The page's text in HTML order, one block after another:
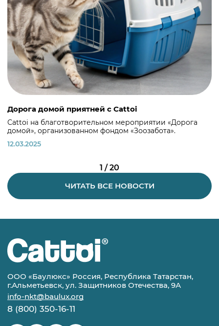
Дорога домой приятней с Cattoi
Сattoi на благотворительном мероприятии «Дорога
домой», организованном фондом «Зоозабота».
12.03.2025
1 / 20
ЧИТАТЬ ВСЕ НОВОСТИ
ООО «Баулюкс» Россия, Республика Татарстан,
г.Альметьевск, ул. Защитников Отечества, 9А
info-nkt@baulux.org
8 (800) 350-16-11